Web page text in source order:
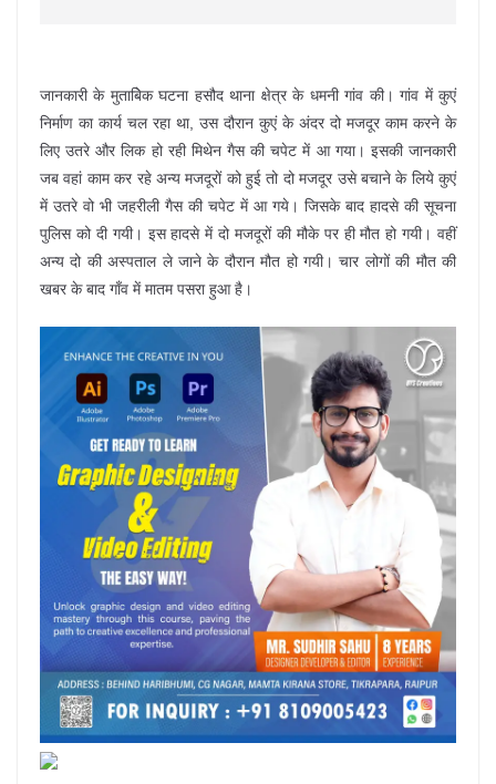
जानकारी के मुताबिेक घटना हसौद थाना क्षेत्र के धमनी गांव की। गांव में कुएं
निर्माण का कार्य चल रहा था, उस दौरान कुएं के अंदर दो मजदूर काम करने के
लिए उतरे और लिक हो रही मिथेन गैस की चपेट में आ गया। इसकी जानकारी
जब वहां काम कर रहे अन्य मजदूरों को हुई तो दो मजदूर उसे बचाने के लिये कुएं
में उतरे वो भी जहरीली गैस की चपेट में आ गये। जिसके बाद हादसे की सूचना
पुलिस को दी गयी। इस हादसे में दो मजदूरों की मौके पर ही मौत हो गयी। वहीं
अन्य दो की अस्पताल ले जाने के दौरान मौत हो गयी। चार लोगों की मौत की
खबर के बाद गाँव में मातम पसरा हुआ है।